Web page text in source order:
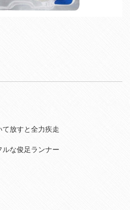
放すと全力疾走
ルな俊足ランナー